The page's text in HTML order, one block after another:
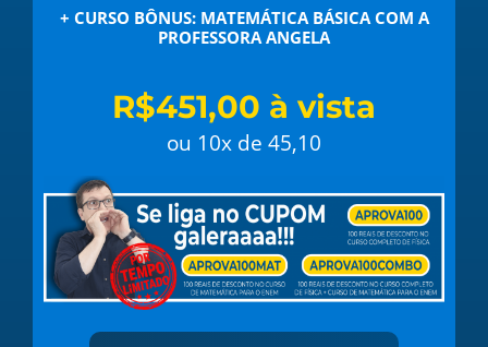
+ CURSO BÔNUS: MATEMÁTICA BÁSICA COM A
PROFESSORA ANGELA
R$451,00 à vista
ou 10x de 45,10